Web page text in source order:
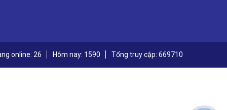
online: 26 Hôm nay: 1590 Tổng truy cập: 669710